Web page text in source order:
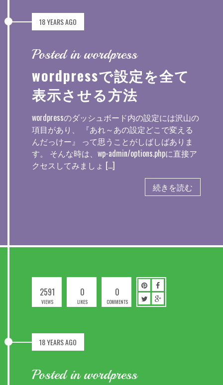
18 YEARS AGO
Posted in wordpress
wordpressで設定を全て
表示させる方法
wordpressのダッシュボード内の設定には沢山の
項目があり、 『あれ～あの設定どこで変える
んだっけー』 って思うことがしばしばありま
す。 そんな時は、wp-admin/options.phpに直接ア
クセスしてみましょ […]
続きを読む
2591
VIEWS
0
LIKES
0
COMMENTS
18 YEARS AGO
Posted in wordpress